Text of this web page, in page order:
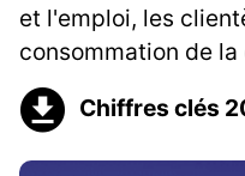
et l'emploi, les
consommation de
Chiffres clés